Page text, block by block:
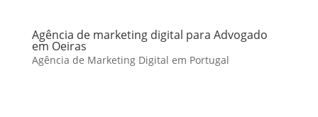
Agência de marketing digital para Advogado
em Oeiras
Agência de Marketing Digital em Portugal